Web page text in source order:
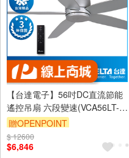
【台達電子】56吋DC直流節能
遙控吊扇 六段變速(VCA56LT-
HENP)
贈OPENPOINT
訂單滿999享9折
$ 12600
$6,846